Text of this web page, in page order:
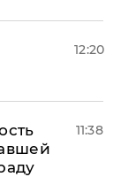
12:20
11:38